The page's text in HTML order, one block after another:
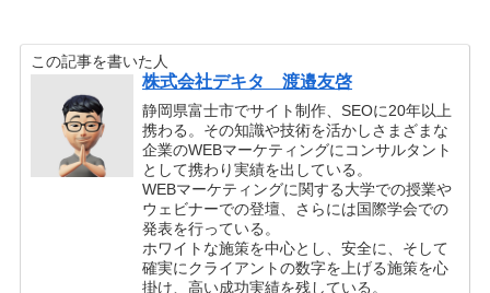
この記事を書いた人
株式会社デキタ 渡邉友啓
静岡県富士市でサイト制作、SEOに20年以上
携わる。その知識や技術を活かしさまざまな
企業のWEBマーケティングにコンサルタント
として携わり実績を出している。
WEBマーケティングに関する大学での授業や
ウェビナーでの登壇、さらには国際学会での
発表を行っている。
ホワイトな施策を中心とし、安全に、そして
確実にクライアントの数字を上げる施策を心
掛け、高い成功実績を残している。